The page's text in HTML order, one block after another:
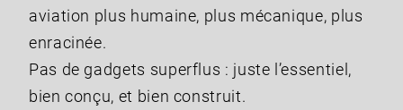
aviation plus humaine, plus mécanique, plus
enracinée.
Pas de gadgets superflus : juste l’essentiel,
bien conçu, et bien construit.